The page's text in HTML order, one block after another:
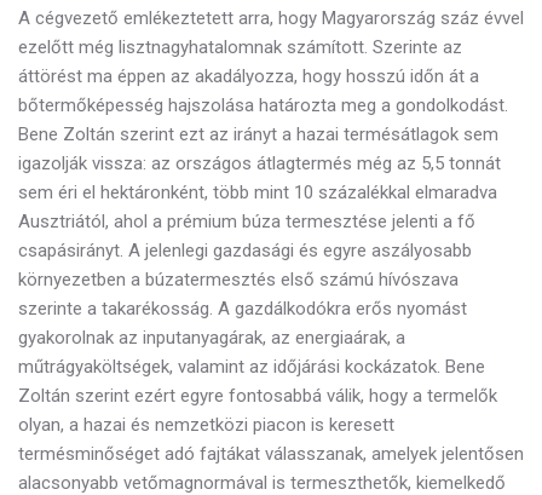
A cégvezető emlékeztetett arra, hogy Magyarország száz évvel
ezelőtt még lisztnagyhatalomnak számított. Szerinte az
áttörést ma éppen az akadályozza, hogy hosszú időn át a
bőtermőképesség hajszolása határozta meg a gondolkodást.
Bene Zoltán szerint ezt az irányt a hazai termésátlagok sem
igazolják vissza: az országos átlagtermés még az 5,5 tonnát
sem éri el hektáronként, több mint 10 százalékkal elmaradva
Ausztriától, ahol a prémium búza termesztése jelenti a fő
csapásirányt. A jelenlegi gazdasági és egyre aszályosabb
környezetben a búzatermesztés első számú hívószava
szerinte a takarékosság. A gazdálkodókra erős nyomást
gyakorolnak az inputanyagárak, az energiaárak, a
műtrágyaköltségek, valamint az időjárási kockázatok. Bene
Zoltán szerint ezért egyre fontosabbá válik, hogy a termelők
olyan, a hazai és nemzetközi piacon is keresett
termésminőséget adó fajtákat válasszanak, amelyek jelentősen
alacsonyabb vetőmagnormával is termeszthetők, kiemelkedő